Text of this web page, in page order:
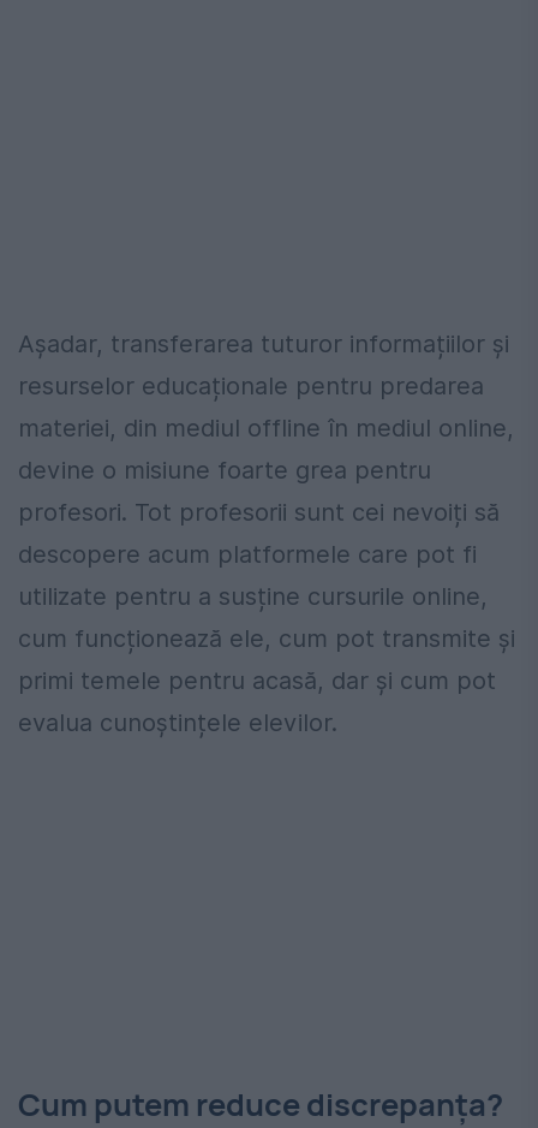
Așadar, transferarea tuturor informațiilor și
resurselor educaționale pentru predarea
materiei, din mediul offline în mediul online,
devine o misiune foarte grea pentru
profesori. Tot profesorii sunt cei nevoiți să
descopere acum platformele care pot fi
utilizate pentru a susține cursurile online,
cum funcționează ele, cum pot transmite și
primi temele pentru acasă, dar și cum pot
evalua cunoștințele elevilor.
Cum putem reduce discrepanța?